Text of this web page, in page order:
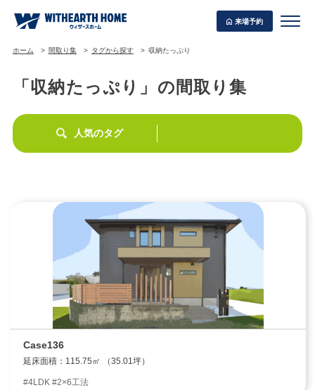
来場予約
WITHEARTH HOME の BEST PLAN
エリア限定商品
ホーム 間取り集 タグから探す 収納たっぷり
「収納たっぷり」の間取り集
人気のタグ
Case136
延床面積：115.75㎡ （35.01坪）
#4LDK #2×6工法